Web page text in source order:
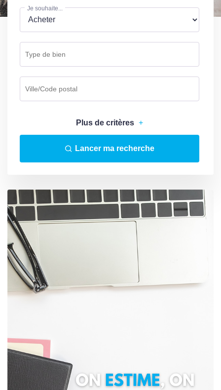
Je souhaite...
Plus de critères +
Lancer ma recherche